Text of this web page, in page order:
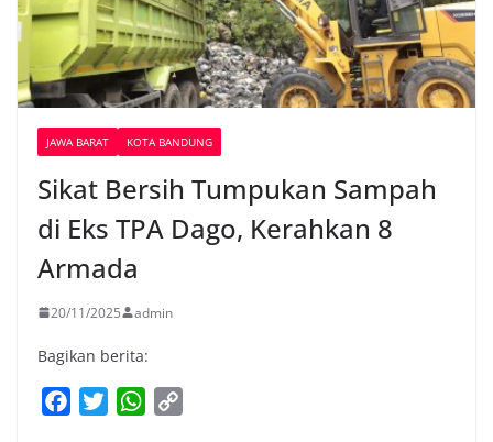
JAWA BARAT KOTA BANDUNG
Sikat Bersih Tumpukan Sampah
di Eks TPA Dago, Kerahkan 8
Armada
20/11/2025 admin
Bagikan berita:
W